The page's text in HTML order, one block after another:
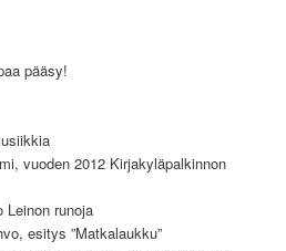
pääsy!
vuoden 2012 Kirjakyläpalkinnon
Leinon runoja
esitys ”Matkalaukku”